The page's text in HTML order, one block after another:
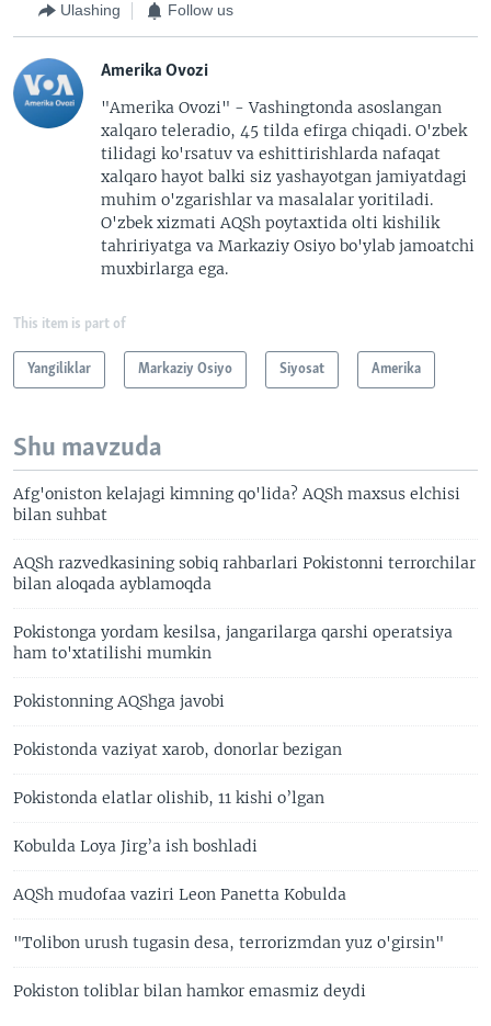
Ulashing Follow us
Amerika Ovozi
"Amerika Ovozi" - Vashingtonda asoslangan
xalqaro teleradio, 45 tilda efirga chiqadi. O'zbek
tilidagi ko'rsatuv va eshittirishlarda nafaqat
xalqaro hayot balki siz yashayotgan jamiyatdagi
muhim o'zgarishlar va masalalar yoritiladi.
O'zbek xizmati AQSh poytaxtida olti kishilik
tahririyatga va Markaziy Osiyo bo'ylab jamoatchi
muxbirlarga ega.
This item is part of
Yangiliklar Markaziy Osiyo Siyosat Amerika
Shu mavzuda
Afg'oniston kelajagi kimning qo'lida? AQSh maxsus elchisi
bilan suhbat
AQSh razvedkasining sobiq rahbarlari Pokistonni terrorchilar
bilan aloqada ayblamoqda
Pokistonga yordam kesilsa, jangarilarga qarshi operatsiya
ham to'xtatilishi mumkin
Pokistonning AQShga javobi
Pokistonda vaziyat xarob, donorlar bezigan
Pokistonda elatlar olishib, 11 kishi o’lgan
Kobulda Loya Jirg’a ish boshladi
AQSh mudofaa vaziri Leon Panetta Kobulda
"Tolibon urush tugasin desa, terrorizmdan yuz o'girsin"
Pokiston toliblar bilan hamkor emasmiz deydi